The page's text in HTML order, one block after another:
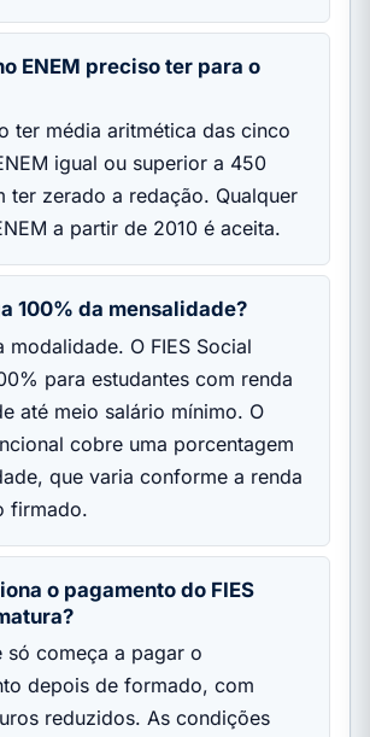
ENEM preciso ter para o
ter média aritmética das cinco
igual ou superior a 450
ter zerado a redação. Qualquer
a partir de 2010 é aceita.
100% da mensalidade?
modalidade. O FIES Social
para estudantes com renda
até meio salário mínimo. O
cobre uma porcentagem
que varia conforme a renda
firmado.
o pagamento do FIES
só começa a pagar o
depois de formado, com
reduzidos. As condições